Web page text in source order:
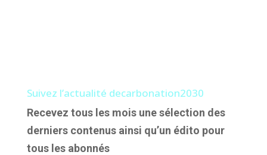
Suivez l’actualité decarbonation2030
Recevez tous les mois une sélection des
derniers contenus ainsi qu’un édito pour
tous les abonnés